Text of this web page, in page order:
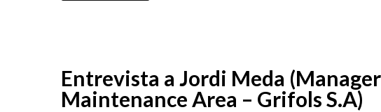
Entrevista a Jordi Meda
Maintenance Area – Grifols S.A)